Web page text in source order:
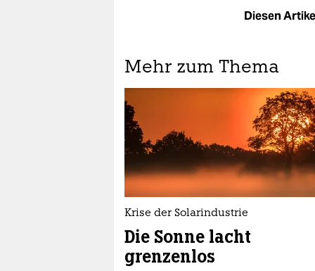
Diesen
Mehr zum Thema
Krise der Solarindustrie
Die Sonne lacht
grenzenlos